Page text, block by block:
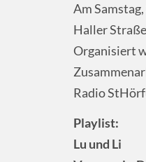
Am
Haller
Organisiert
Radio
Playlist:
Lu und Li